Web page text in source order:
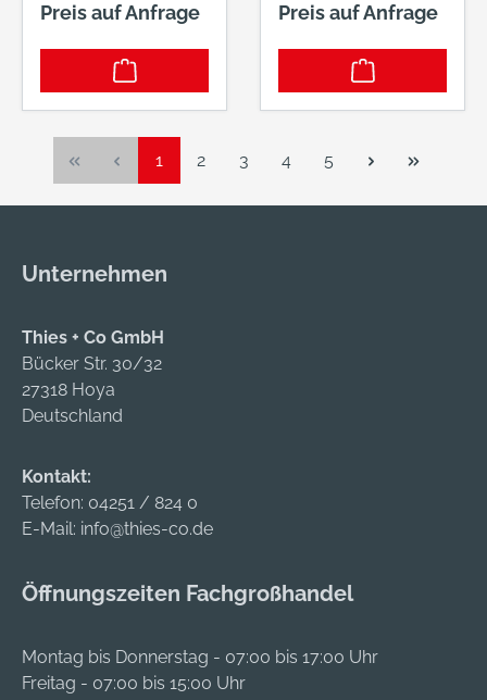
Preis auf Anfrage Preis auf Anfrage
Seite
1 Seite
2 Seite
3 Seite
4 Seite
5
Unternehmen
Thies + Co GmbH
Bücker Str. 30/32
27318 Hoya
Deutschland
Kontakt:
Telefon: 04251 / 824 0
E-Mail: info@thies-co.de
Öffnungszeiten Fachgroßhandel
Montag bis Donnerstag - 07:00 bis 17:00 Uhr
Freitag - 07:00 bis 15:00 Uhr